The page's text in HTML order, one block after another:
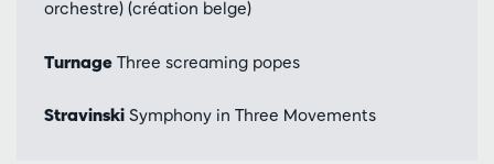
orchestre) (création belge)
Turnage Three screaming popes
Stravinski Symphony in Three Movements